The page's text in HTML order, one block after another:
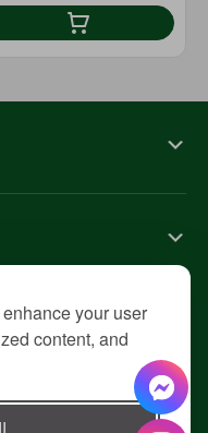
your user
content, and
© 2026 «Diolsem»